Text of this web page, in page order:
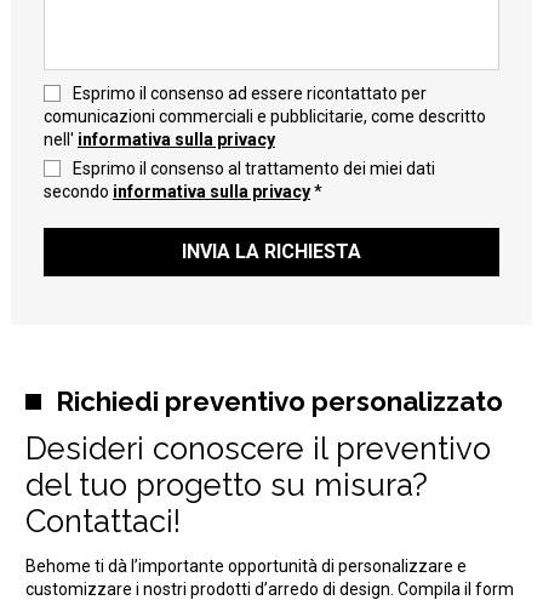
Richiedi preventivo personalizzato
Desideri conoscere il preventivo
del tuo progetto su misura?
Contattaci!
Behome ti dà l’importante opportunità di personalizzare e
customizzare i nostri prodotti d’arredo di design. Compila il form
Esprimo il consenso ad essere ricontattato per
comunicazioni commerciali e pubblicitarie, come descritto
nell' informativa sulla privacy
Esprimo il consenso al trattamento dei miei dati
secondo informativa sulla privacy*
INVIA LA RICHIESTA